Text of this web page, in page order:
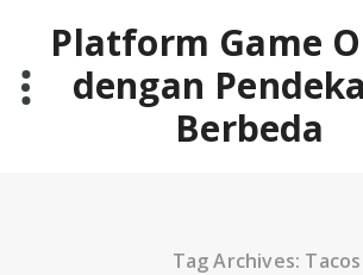
contentPlatform Game
dengan
Berbeda
Tag Archives: Tacos